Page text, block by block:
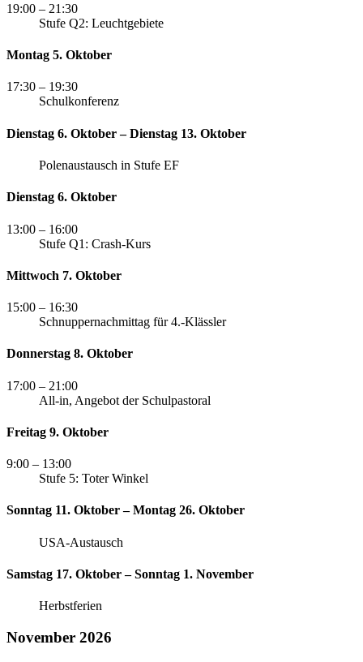
19:00 – 21:30
Stufe Q2: Leuchtgebiete
Montag 5. Oktober
17:30 – 19:30
Schulkonferenz
Dienstag 6. Oktober – Dienstag 13. Oktober
Polenaustausch in Stufe EF
Dienstag 6. Oktober
13:00 – 16:00
Stufe Q1: Crash-Kurs
Mittwoch 7. Oktober
15:00 – 16:30
Schnuppernachmittag für 4.-Klässler
Donnerstag 8. Oktober
17:00 – 21:00
All-in, Angebot der Schulpastoral
Freitag 9. Oktober
9:00 – 13:00
Stufe 5: Toter Winkel
Sonntag 11. Oktober – Montag 26. Oktober
USA-Austausch
Samstag 17. Oktober – Sonntag 1. November
Herbstferien
November 2026